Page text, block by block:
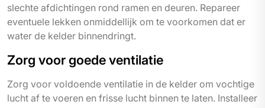
slechte afdichtingen rond ramen en deuren. Repareer
eventuele lekken onmiddellijk om te voorkomen dat er
water de kelder binnendringt.
Zorg voor goede ventilatie
Zorg voor voldoende ventilatie in de kelder om vochtige
lucht af te voeren en frisse lucht binnen te laten. Installeer